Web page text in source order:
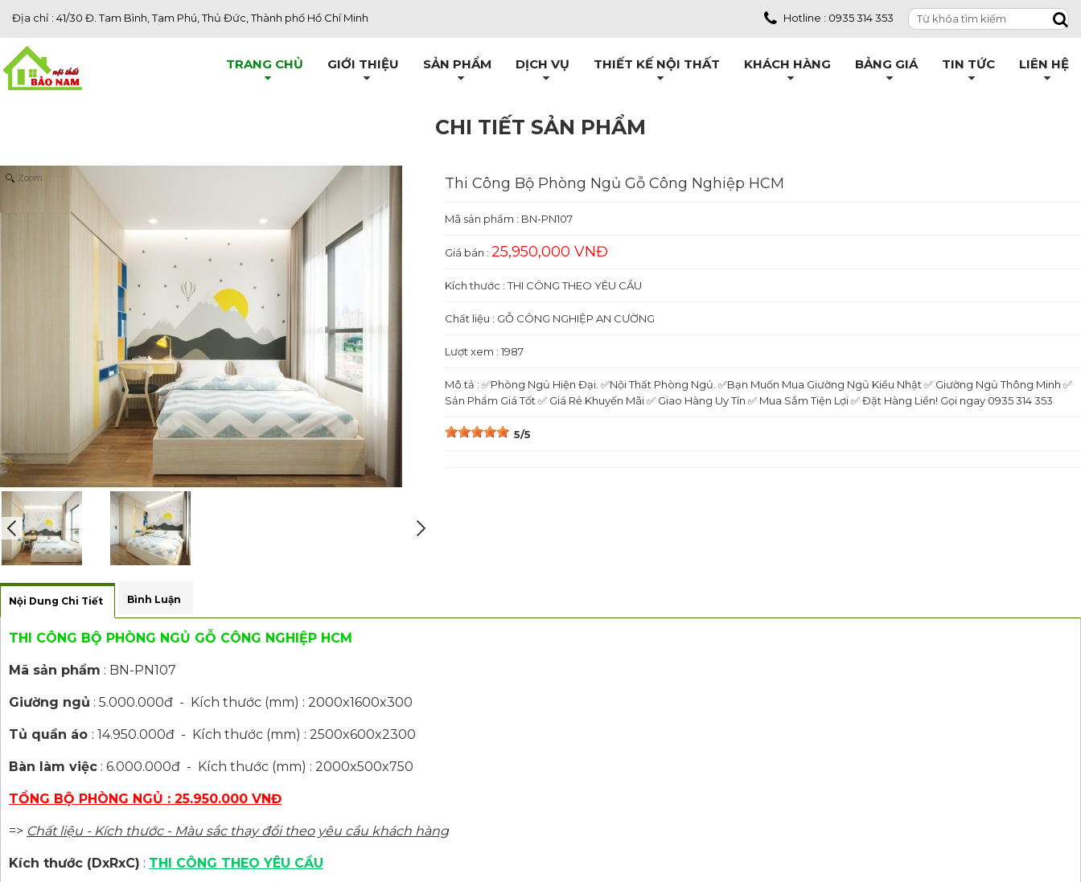
Địa chỉ : 41/30 Đ. Tam Bình, Tam Phú, Thủ Đức, Thành phố Hồ Chí Minh Hotline : 0935 314 353
TRANG CHỦ GIỚI THIỆU SẢN PHẨM DỊCH VỤ THIẾT KẾ NỘI THẤT KHÁCH HÀNG BẢNG GIÁ TIN TỨC LIÊN HỆ
CHI TIẾT SẢN PHẨM
Zoom Thi Công Bộ Phòng Ngủ Gỗ Công Nghiệp HCM
Mã sản phẩm : BN-PN107
Giá bán : 25,950,000 VNĐ
Kích thước : THI CÔNG THEO YÊU CẦU
Chất liệu : GỖ CÔNG NGHIỆP AN CƯỜNG
Lượt xem : 1987
Mô tả : ✅Phòng Ngủ Hiện Đại. ✅Nội Thất Phòng Ngủ. ✅Bạn Muốn Mua Giường Ngủ Kiểu Nhật ✅ Giường Ngủ Thông Minh ✅
Sản Phẩm Giá Tốt ✅ Giá Rẻ Khuyến Mãi ✅ Giao Hàng Uy Tín ✅ Mua Sắm Tiện Lợi ✅ Đặt Hàng Liền! Gọi ngay 0935 314 353
5/5
Nội Dung Chi Tiết Bình Luận
THI CÔNG BỘ PHÒNG NGỦ GỖ CÔNG NGHIỆP HCM
Mã sản phẩm : BN-PN107
Giường ngủ : 5.000.000đ - Kích thước (mm) : 2000x1600x300
Tủ quần áo : 14.950.000đ - Kích thước (mm) : 2500x600x2300
Bàn làm việc : 6.000.000đ - Kích thước (mm) : 2000x500x750
TỔNG BỘ PHÒNG NGỦ : 25.950.000 VNĐ
=> Chất liệu - Kích thước - Màu sắc thay đổi theo yêu cầu khách hàng
Kích thước (DxRxC) : THI CÔNG THEO YÊU CẦU